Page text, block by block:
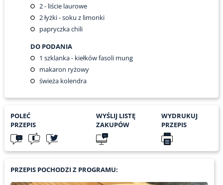
2- liście laurowe
2łyżki - soku z limonki
papryczka chili
DO PODANIA
1 szklanka - kiełków fasoli mung
makaron ryżowy
świeża kolendra
POLEĆ
PRZEPIS
WYŚLIJ LISTĘ
ZAKUPÓW
WYDRUKUJ
PRZEPIS
PRZEPIS POCHODZI Z PROGRAMU: